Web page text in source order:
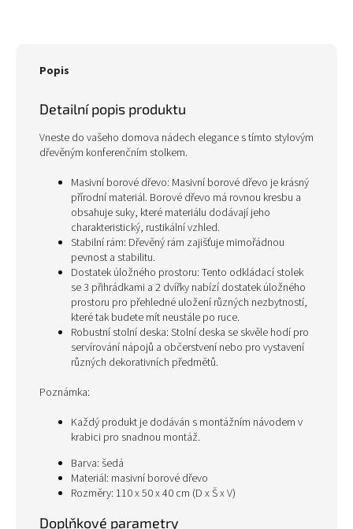
Popis
Detailní popis produktu
Vneste do vašeho domova nádech elegance s tímto stylovým
dřevěným konferenčním stolkem.
Masivní borové dřevo: Masivní borové dřevo je krásný
přírodní materiál. Borové dřevo má rovnou kresbu a
obsahuje suky, které materiálu dodávají jeho
charakteristický, rustikální vzhled.
Stabilní rám: Dřevěný rám zajišťuje mimořádnou
pevnost a stabilitu.
Dostatek úložného prostoru: Tento odkládací stolek
se 3 přihrádkami a 2 dvířky nabízí dostatek úložného
prostoru pro přehledné uložení různých nezbytností,
které tak budete mít neustále po ruce.
Robustní stolní deska: Stolní deska se skvěle hodí pro
servírování nápojů a občerstvení nebo pro vystavení
různých dekorativních předmětů.
Poznámka:
Každý produkt je dodáván s montážním návodem v
krabici pro snadnou montáž.
Barva: šedá
Materiál: masivní borové dřevo
Rozměry: 110 x 50 x 40 cm (D x Š x V)
Doplňkové parametry